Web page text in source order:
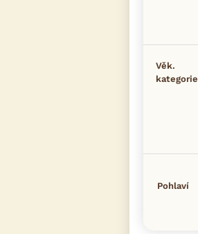
Věk.
kategorie
Pohlaví